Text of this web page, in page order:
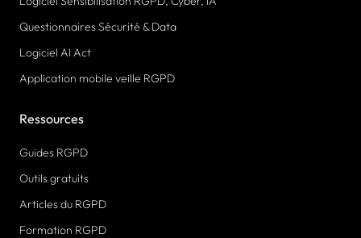
Questionnaires Sécurité & Data
Logiciel AI Act
Application mobile veille RGPD
Ressources
Guides RGPD
Outils gratuits
Articles du RGPD
Formation RGPD